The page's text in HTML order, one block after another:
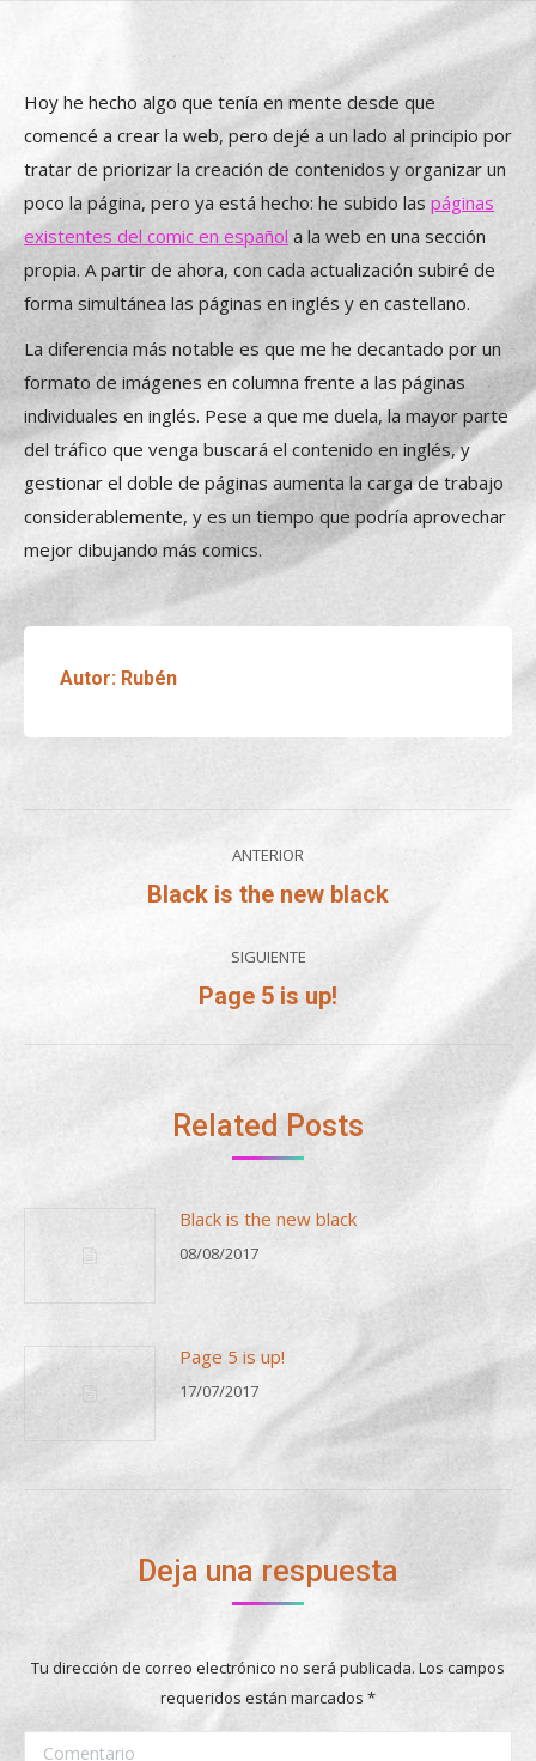
Hoy he hecho algo que tenía en mente desde que
comencé a crear la web, pero dejé a un lado al principio por
tratar de priorizar la creación de contenidos y organizar un
poco la página, pero ya está hecho: he subido las páginas
existentes del comic en español a la web en una sección
propia. A partir de ahora, con cada actualización subiré de
forma simultánea las páginas en inglés y en castellano.
La diferencia más notable es que me he decantado por un
formato de imágenes en columna frente a las páginas
individuales en inglés. Pese a que me duela, la mayor parte
del tráfico que venga buscará el contenido en inglés, y
gestionar el doble de páginas aumenta la carga de trabajo
considerablemente, y es un tiempo que podría aprovechar
mejor dibujando más comics.
Autor: Rubén
ANTERIOR
Entrada
Black is the new black
SIGUIENTE
Entrada
Page 5 is up!
Related Posts
Black is the new black
08/08/2017
Page 5 is up!
17/07/2017
Deja una respuesta
Tu dirección de correo electrónico no será publicada. Los campos
requeridos están marcados *
Comentario